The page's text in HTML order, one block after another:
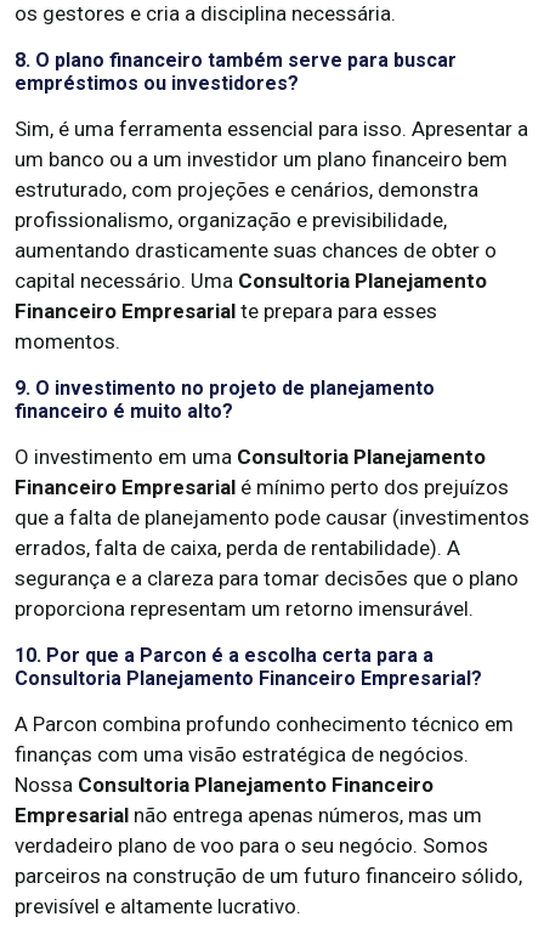
os gestores e cria a disciplina necessária.
8. O plano financeiro também serve para buscar
empréstimos ou investidores?
Sim, é uma ferramenta essencial para isso. Apresentar a
um banco ou a um investidor um plano financeiro bem
estruturado, com projeções e cenários, demonstra
profissionalismo, organização e previsibilidade,
aumentando drasticamente suas chances de obter o
capital necessário. Uma Consultoria Planejamento
Financeiro Empresarial te prepara para esses
momentos.
9. O investimento no projeto de planejamento
financeiro é muito alto?
O investimento em uma Consultoria Planejamento
Financeiro Empresarial é mínimo perto dos prejuízos
que a falta de planejamento pode causar (investimentos
errados, falta de caixa, perda de rentabilidade). A
segurança e a clareza para tomar decisões que o plano
proporciona representam um retorno imensurável.
10. Por que a Parcon é a escolha certa para a
Consultoria Planejamento Financeiro Empresarial?
A Parcon combina profundo conhecimento técnico em
finanças com uma visão estratégica de negócios.
Nossa Consultoria Planejamento Financeiro
Empresarial não entrega apenas números, mas um
verdadeiro plano de voo para o seu negócio. Somos
parceiros na construção de um futuro financeiro sólido,
previsível e altamente lucrativo.